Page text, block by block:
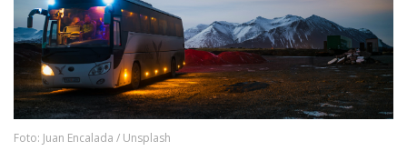
Foto: Juan Encalada / Unsplash